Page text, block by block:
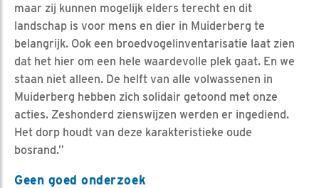
maar zij kunnen mogelijk elders terecht en dit
landschap is voor mens en dier in Muiderberg te
belangrijk. Ook een broedvogelinventarisatie laat zien
dat het hier om een hele waardevolle plek gaat. En we
staan niet alleen. De helft van alle volwassenen in
Muiderberg hebben zich solidair getoond met onze
acties. Zeshonderd zienswijzen werden er ingediend.
Het dorp houdt van deze karakteristieke oude
bosrand.”
Geen goed onderzoek